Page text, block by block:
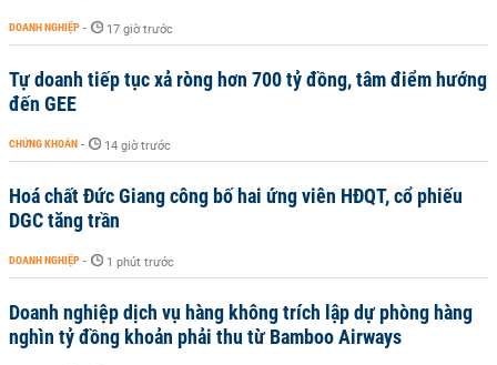
DOANH NGHIỆP - 17 giờ trước
Tự doanh tiếp tục xả ròng hơn 700 tỷ đồng, tâm điểm hướng
đến GEE
CHỨNG KHOÁN - 14 giờ trước
Hoá chất Đức Giang công bố hai ứng viên HĐQT, cổ phiếu
DGC tăng trần
DOANH NGHIỆP - 1 phút trước
Doanh nghiệp dịch vụ hàng không trích lập dự phòng hàng
nghìn tỷ đồng khoản phải thu từ Bamboo Airways